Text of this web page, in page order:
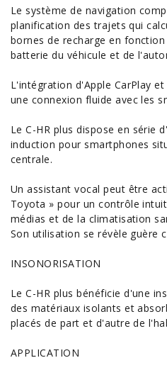
Le système de navigation
planification des trajets qui
bornes de recharge en
batterie du véhicule et de
L'intégration d'Apple CarPlay et
une connexion fluide avec les
Le C-HR plus dispose en série
induction pour smartphones
centrale.
Un assistant vocal peut être
Toyota » pour un contrôle
médias et de la climatisation
Son utilisation se révèle guère
INSONORISATION
Le C-HR plus bénéficie d'une
des matériaux isolants et
placés de part et d'autre de
APPLICATION